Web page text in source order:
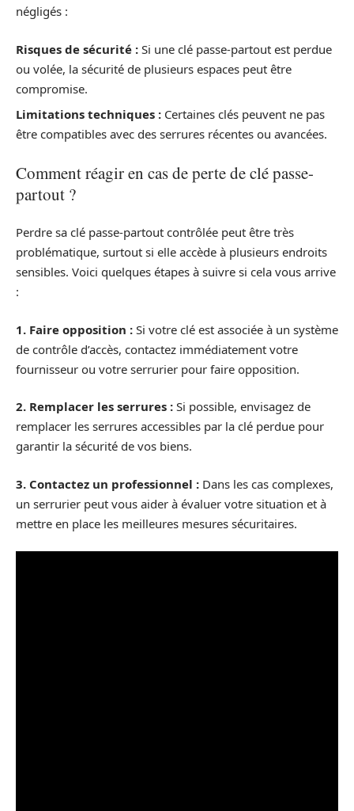
négligés :
Risques de sécurité : Si une clé passe-partout est perdue
ou volée, la sécurité de plusieurs espaces peut être
compromise.
Limitations techniques : Certaines clés peuvent ne pas
être compatibles avec des serrures récentes ou avancées.
Comment réagir en cas de perte de clé passe-
partout ?
Perdre sa clé passe-partout contrôlée peut être très
problématique, surtout si elle accède à plusieurs endroits
sensibles. Voici quelques étapes à suivre si cela vous arrive
:
1. Faire opposition : Si votre clé est associée à un système
de contrôle d’accès, contactez immédiatement votre
fournisseur ou votre serrurier pour faire opposition.
2. Remplacer les serrures : Si possible, envisagez de
remplacer les serrures accessibles par la clé perdue pour
garantir la sécurité de vos biens.
3. Contactez un professionnel : Dans les cas complexes,
un serrurier peut vous aider à évaluer votre situation et à
mettre en place les meilleures mesures sécuritaires.